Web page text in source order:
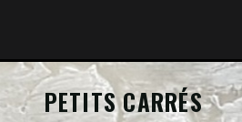
PETITS CARRÉS